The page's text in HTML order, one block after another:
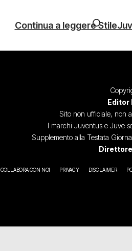
Continua a leggere
Editor
Sito non ufficiale, non
I marchi Juventus e Juve
Supplemento alla Testata
COLLABORA CON NOI PRIVACY DISCLAIMER